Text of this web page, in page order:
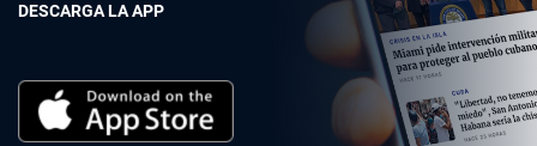
DESCARGA LA APP